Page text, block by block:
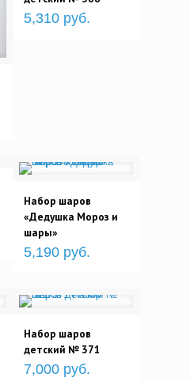
5,310 руб.
Набор шаров
«Дедушка Мороз и
шары»
5,190 руб.
Набор шаров
детский № 371
7,000 руб.